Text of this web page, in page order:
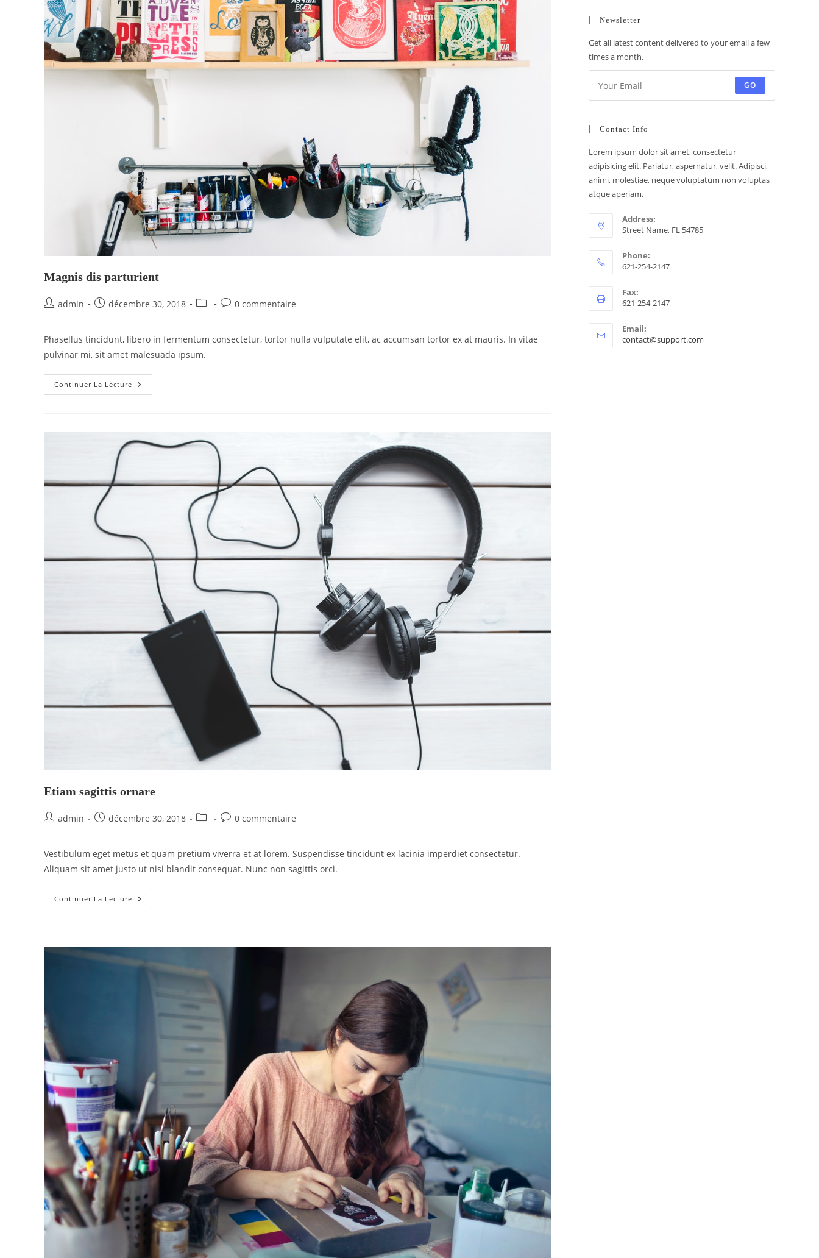
Magnis dis parturient
admin décembre 30, 2018 0 commentaire
Phasellus tincidunt, libero in fermentum consectetur, tortor nulla vulputate elit, ac accumsan tortor ex at mauris. In vitae
pulvinar mi, sit amet malesuada ipsum.
Continuer La Lecture
Etiam sagittis ornare
admin décembre 30, 2018 0 commentaire
Vestibulum eget metus et quam pretium viverra et at lorem. Suspendisse tincidunt ex lacinia imperdiet consectetur.
Aliquam sit amet justo ut nisi blandit consequat. Nunc non sagittis orci.
Continuer La Lecture
Newsletter
Get all latest content delivered to your email a few
times a month.
GO
Contact Info
Lorem ipsum dolor sit amet, consectetur
adipisicing elit. Pariatur, aspernatur, velit. Adipisci,
animi, molestiae, neque voluptatum non voluptas
atque aperiam.
Address:
Street Name, FL 54785
Phone:
621-254-2147
Fax:
621-254-2147
Email:
contact@support.com